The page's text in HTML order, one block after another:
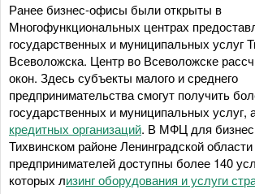
Ранее бизнес-офисы были открыты в
Многофункциональных центрах
государственных и муниципальных услуг
Всеволожска. Центр во Всеволожске
окон. Здесь субъекты малого и среднего
предпринимательства смогут получить
государственных и муниципальных услуг,
кредитных организаций. В МФЦ для
Тихвинском районе Ленинградской
предпринимателей доступны более 140
которых лизинг оборудования и услуги